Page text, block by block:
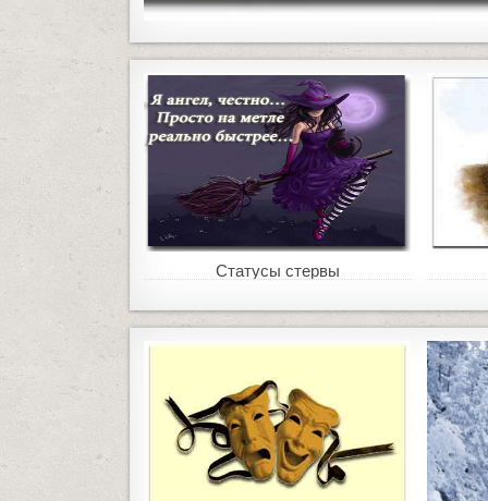
Статусы стервы